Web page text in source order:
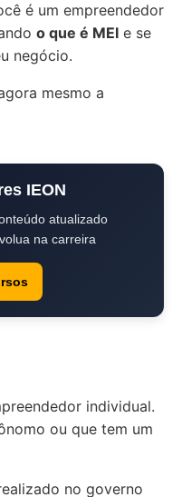
é um empreendedor
o que é MEI e se
negócio.
mesmo a
IEON
atualizado
na carreira
individual.
ou que tem um
no governo